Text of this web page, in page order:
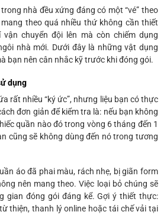
nhà đều xứng đáng có một “vé” theo
theo quá nhiều thứ không cần thiết
vận chuyển đội lên mà còn chiếm dụng
nhà mới. Dưới đây là những vật dụng
bạn nên cân nhắc kỹ trước khi đóng gói.
dụng
rất nhiều “ký ức”, nhưng liệu bạn có thực
đơn giản để kiểm tra là: nếu bạn không
quần nào đó trong vòng 6 tháng đến 1
cũng sẽ không dùng đến nó trong tương
áo đã phai màu, rách nhẹ, bị giãn form
nên mang theo. Việc loại bỏ chúng sẽ
gian đóng gói đáng kể. Gợi ý thiết thực:
thiện, thanh lý online hoặc tái chế vải tại